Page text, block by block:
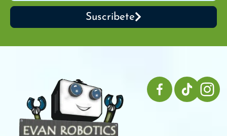
Suscribete